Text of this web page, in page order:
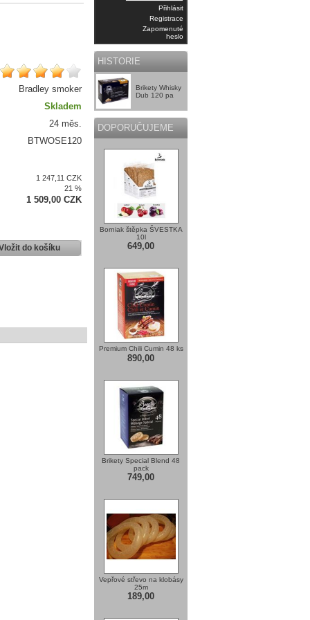
Bradley smoker
Skladem
24 měs.
BTWOSE120
1 247,11 CZK
21 %
1 509,00 CZK
do košíku
Přihlásit
Registrace
Zapomenuté
heslo
HISTORIE
Brikety Whisky
Dub 120 pa
DOPORUČUJEME
Borniak štěpka ŠVESTKA
10l
649,00
Premium Chili Cumin 48 ks
890,00
Brikety Special Blend 48
pack
749,00
Vepřové střevo na klobásy
25m
189,00